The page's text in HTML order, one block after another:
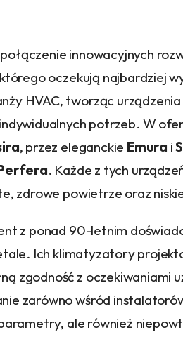
innowacyjnych
oczekują najbardziej
HVAC, tworząc
potrzeb. W
, przez eleganckie Emura i
. Każde z tych
zdrowe powietrze oraz
z ponad 90-letnim
Ich klimatyzatory
zgodność z oczekiwaniami
zarówno wśród
ale również